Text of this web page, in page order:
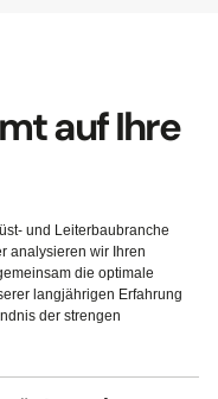
auf Ihre
und Leiterbaubranche
analysieren wir Ihren
die optimale
langjährigen Erfahrung
der strengen